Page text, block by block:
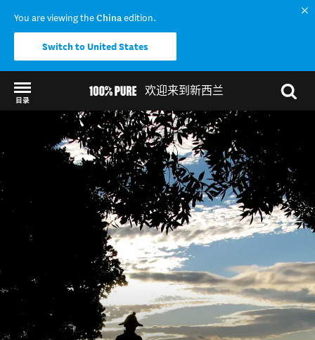
You are viewing theChinaedition.
Switch to United States
欢迎来到新西兰
目录
Back to my results